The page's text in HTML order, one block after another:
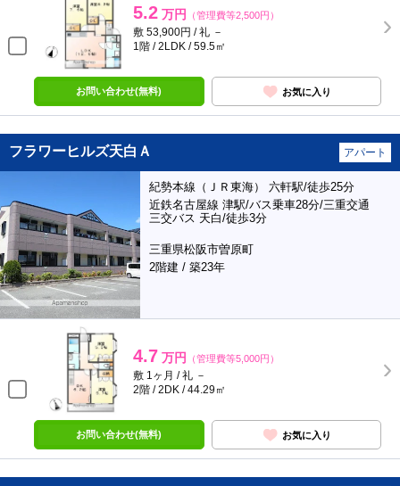
5.2 万円 （管理費等2,500円）
敷 53,900円 / 礼 －
1階 / 2LDK / 59.5㎡
お問い合わせ(無料) お気に入り
フラワーヒルズ天白Ａ アパート
紀勢本線（ＪＲ東海） 六軒駅/徒歩25分
近鉄名古屋線 津駅/バス乗車28分/三重交通
三交バス 天白/徒歩3分
三重県松阪市曽原町
2階建 / 築23年
4.7 万円 （管理費等5,000円）
敷 1ヶ月 / 礼 －
2階 / 2DK / 44.29㎡
お問い合わせ(無料) お気に入り